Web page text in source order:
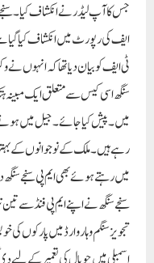
جس کا آپ لیڈر نے انکشاف
ایف کی رپورٹ میں انکشاف کیا
ٹی ایف کو بیان دیا تھا کہ انہوں
سنگھ اسی کیس سے متعلق ایک
میں۔پیش کیا جائے۔جیل میں ہونے
رہے ہیں۔ ملک کے نوجوانوں کے
میں رہتے ہوئے بھی ایم پی سنجے
سنجے سنگھ نے اپنے ایم پی فنڈ سے
تجویز سنگم وہار وارڈ میں پارکوں